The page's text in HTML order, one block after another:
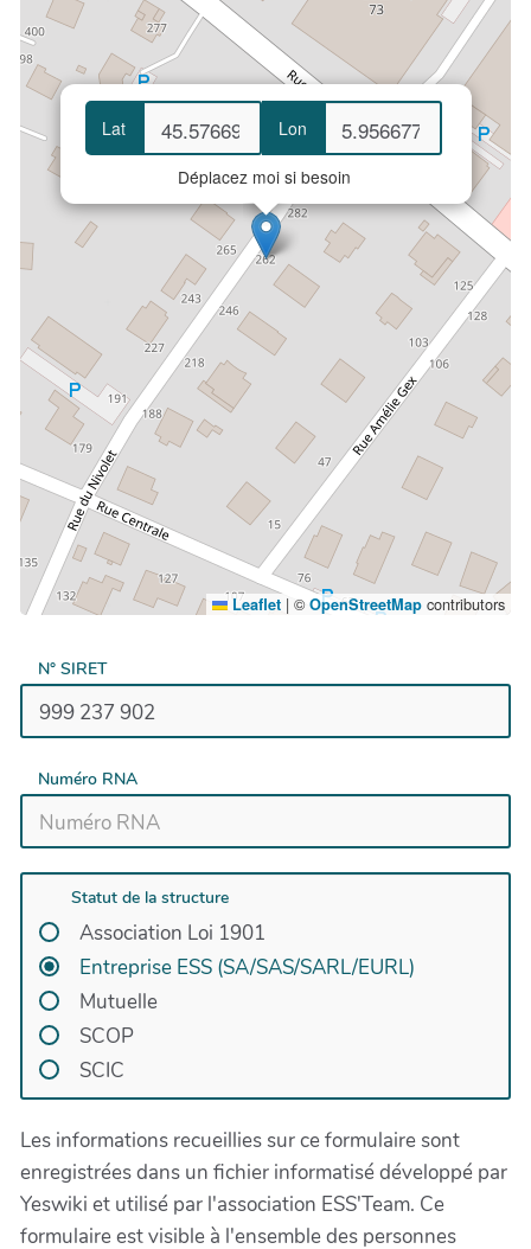
Lat Lon
Déplacez moi si besoin
Leaflet | ©OpenStreetMap contributors
N° SIRET
Numéro RNA
Statut de la structure
Association Loi 1901
Entreprise ESS (SA/SAS/SARL/EURL)
Mutuelle
SCOP
SCIC
Les informations recueillies sur ce formulaire sont
enregistrées dans un fichier informatisé développé par
Yeswiki et utilisé par l'association ESS'Team. Ce
formulaire est visible à l'ensemble des personnes